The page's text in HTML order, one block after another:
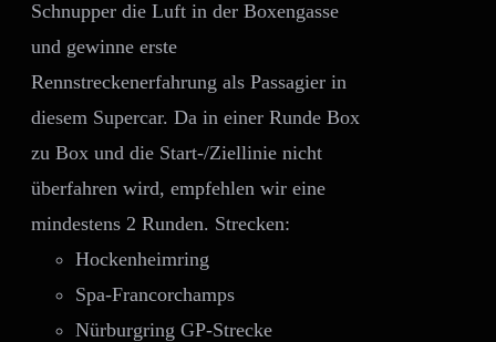
AUF
DER
GEWÄHLT
WERDEN
Schnupper die Luft in der Boxengasse
und gewinne erste
Rennstreckenerfahrung als Passagier in
diesem Supercar. Da in einer Runde Box
zu Box und die Start-/Ziellinie nicht
überfahren wird, empfehlen wir eine
mindestens 2 Runden. Strecken:
Hockenheimring
Spa-Francorchamps
Nürburgring GP-Strecke